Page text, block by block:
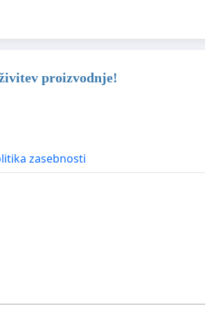
proizvodnje!
zasebnosti